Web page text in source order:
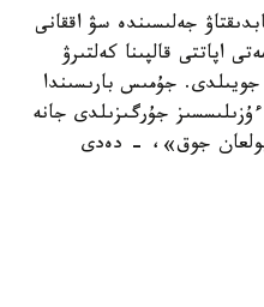
جەلىسىندە سۋ اققانى
اپاتتى قالپىنا كەلتىرۋ
جۇمىس بارىسىندا
جۇرگىزىلدى جانە
بولعان جوق»، - دەدى